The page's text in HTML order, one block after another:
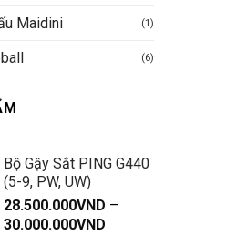
Maidini (1)
(6)
Bộ Gậy Sắt PING G440
(5-9, PW, UW)
28.500.000VND –
30.000.000VND